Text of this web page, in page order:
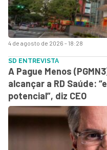
4 de agosto de 2026 - 18:28
SD ENTREVISTA
A Pague Menos
alcançar a RD Saúde:
potencial”, diz CEO